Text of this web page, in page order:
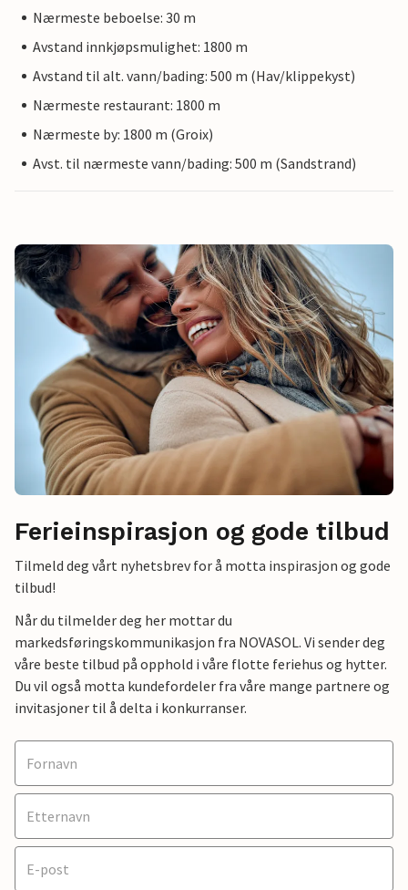
Nærmeste beboelse: 30 m
Avstand innkjøpsmulighet: 1800 m
Avstand til alt. vann/bading: 500 m (Hav/klippekyst)
Nærmeste restaurant: 1800 m
Nærmeste by: 1800 m (Groix)
Avst. til nærmeste vann/bading: 500 m (Sandstrand)
Ferieinspirasjon og gode tilbud
Tilmeld deg vårt nyhetsbrev for å motta inspirasjon og gode
tilbud!
Når du tilmelder deg her mottar du
markedsføringskommunikasjon fra NOVASOL. Vi sender deg
våre beste tilbud på opphold i våre flotte feriehus og hytter.
Du vil også motta kundefordeler fra våre mange partnere og
invitasjoner til å delta i konkurranser.